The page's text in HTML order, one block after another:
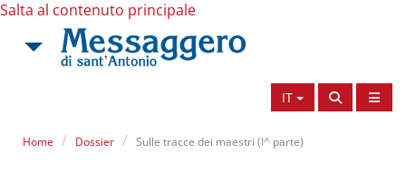
Salta al contenuto principale
IT
Home Dossier Sulle tracce dei maestri (I^ parte)